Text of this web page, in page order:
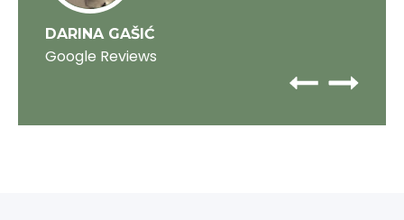
DARINA GAŠIĆ
Google Reviews